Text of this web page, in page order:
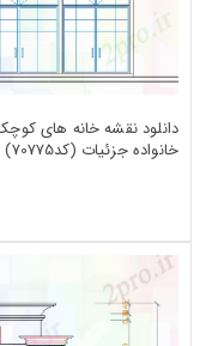
دانلود نقشه خانه های
خانواده جزئیات (کد70775)